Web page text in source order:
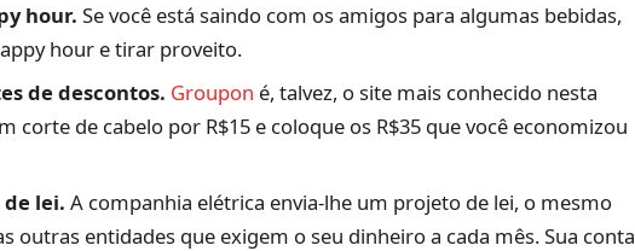
hour. Se você está saindo com os amigos para algumas bebidas,
hour e tirar proveito.
de descontos. Groupon é, talvez, o site mais conhecido nesta
corte de cabelo por R$15 e coloque os R$35 que você economizou
lei. A companhia elétrica envia-lhe um projeto de lei, o mesmo
outras entidades que exigem o seu dinheiro a cada mês. Sua conta